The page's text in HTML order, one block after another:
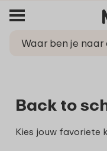
Back to
Kies jouw favoriete